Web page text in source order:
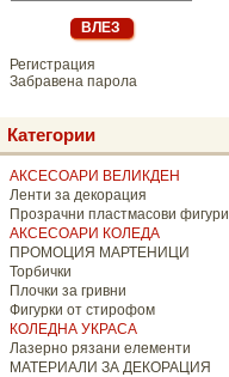
Регистрация
Забравена парола
Категории
АКСЕСОАРИ ВЕЛИКДЕН
Ленти за декорация
Прозрачни пластмасови фигури
АКСЕСОАРИ КОЛЕДА
ПРОМОЦИЯ МАРТЕНИЦИ
Торбички
Плочки за гривни
Фигурки от стирофом
КОЛЕДНА УКРАСА
Лазерно рязани елементи
МАТЕРИАЛИ ЗА ДЕКОРАЦИЯ